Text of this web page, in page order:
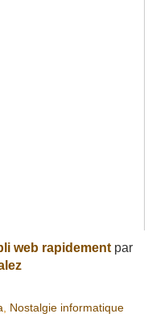
web rapidement par
Nostalgie informatique